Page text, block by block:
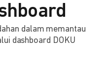
dalam memantau
dashboard DOKU